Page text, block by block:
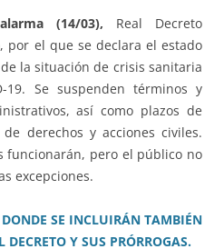
(14/03), Real Decreto
por el que se declara el estado
la situación de crisis sanitaria
19. Se suspenden términos y
así como plazos de
derechos y acciones civiles.
funcionarán, pero el público no
excepciones.
SE INCLUIRÁN TAMBIÉN
Y SUS PRÓRROGAS.